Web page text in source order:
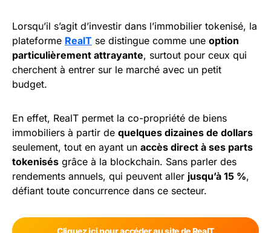
Lorsqu’il s’agit d’investir dans l’immobilier tokenisé, la
plateforme RealT se distingue comme une option
particulièrement attrayante, surtout pour ceux qui
cherchent à entrer sur le marché avec un petit
budget.
En effet, RealT permet la co-propriété de biens
immobiliers à partir de quelques dizaines de dollars
seulement, tout en ayant un accès direct à ses parts
tokenisés grâce à la blockchain. Sans parler des
rendements annuels, qui peuvent aller jusqu’à 15 %,
défiant toute concurrence dans ce secteur.